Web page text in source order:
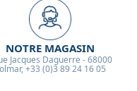
NOTRE MAGASIN
Jacques Daguerre - 68000
+33 (0)3 89 24 16 05